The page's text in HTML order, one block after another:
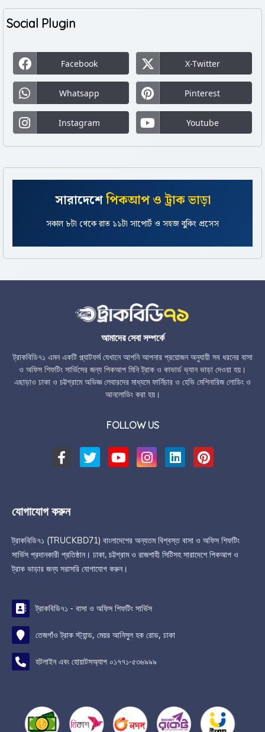
Social Plugin
Facebook X-Twitter
Whatsapp Pinterest
Instagram Youtube
সারাদেশেপিকআপ ও ট্রাক ভাড়া
সকাল ৮টা থেকে রাত ১১টা সাপোর্ট ও সহজ বুকিং প্রসেস
আমাদের সেবা সম্পর্কে
ট্রাকবিডি৭১ এমন একটি প্ল্যাটফর্ম যেখানে আপনি আপনার প্রয়োজন অনুযায়ী সব ধরনের বাসা
ও অফিস শিফটিং সার্ভিসের জন্য পিকআপ মিনি ট্রাক ও কাভার্ড ভ্যান ভাড়া দেওয়া হয়।
এছাড়াও ঢাকা ও চট্টগ্রামে অভিজ্ঞ লেবারদের মাধ্যমে ফার্নিচার ও হেভি মেশিনারিজ লোডিং ও
আনলোডিং করা হয়।
FOLLOW US
যোগাযোগ করুন
ট্রাকবিডি৭১ (TRUCKBD71) বাংলাদেশের অন্যতম বিশ্বস্ত বাসা ও অফিস শিফটিং
সার্ভিস প্রদানকারী প্রতিষ্ঠান। ঢাকা, চট্টগ্রাম ও রাজশাহী সিটিসহ সারাদেশে পিকআপ ও
ট্রাক ভাড়ার জন্য সরাসরি যোগাযোগ করুন।
ট্রাকবিডি৭১ - বাসা ও অফিস শিফটিং সার্ভিস
তেজগাঁও ট্রাক স্ট্যান্ড, মেয়র আনিসুল হক রোড, ঢাকা
হটলাইন এবং হোয়াটসঅ্যাপ ০১৭৭১-৫৩৬৯৯৯